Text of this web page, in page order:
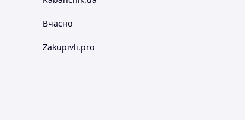
Вчасно
Zakupivli.pro